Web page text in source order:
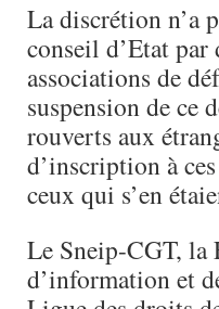
La discrétion n’a
conseil d’Etat par
associations de
suspension de ce
rouverts aux
d’inscription à
ceux qui s’en
Le Sneip-CGT, la
d’information et